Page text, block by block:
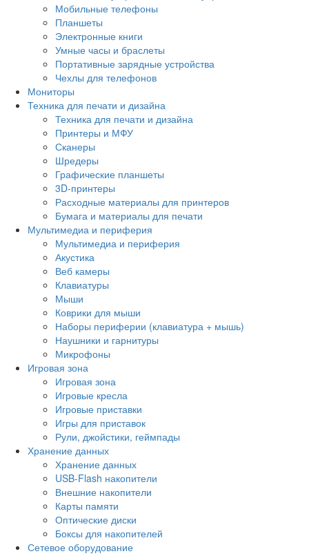
Мобильные телефоны
Планшеты
Электронные книги
Умные часы и браслеты
Портативные зарядные устройства
Чехлы для телефонов
Мониторы
Техника для печати и дизайна
Техника для печати и дизайна
Принтеры и МФУ
Сканеры
Шредеры
Графические планшеты
3D-принтеры
Расходные материалы для принтеров
Бумага и материалы для печати
Мультимедиа и периферия
Мультимедиа и периферия
Акустика
Веб камеры
Клавиатуры
Мыши
Коврики для мыши
Наборы периферии (клавиатура + мышь)
Наушники и гарнитуры
Микрофоны
Игровая зона
Игровая зона
Игровые кресла
Игровые приставки
Игры для приставок
Рули, джойстики, геймпады
Хранение данных
Хранение данных
USB-Flash накопители
Внешние накопители
Карты памяти
Оптические диски
Боксы для накопителей
Сетевое оборудование